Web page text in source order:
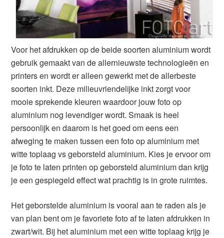
Voor het afdrukken op de beide soorten aluminium wordt
gebruik gemaakt van de allernieuwste technologieën en
printers en wordt er alleen gewerkt met de allerbeste
soorten inkt. Deze milieuvriendelijke inkt zorgt voor
mooie sprekende kleuren waardoor jouw foto op
aluminium nog levendiger wordt. Smaak is heel
persoonlijk en daarom is het goed om eens een
afweging te maken tussen een foto op aluminium met
witte toplaag vs geborsteld aluminium. Kies je ervoor om
je foto te laten printen op geborsteld aluminium dan krijg
je een gespiegeld effect wat prachtig is in grote ruimtes.
Het geborstelde aluminium is vooral aan te raden als je
van plan bent om je favoriete foto af te laten afdrukken in
zwart/wit. Bij het aluminium met een witte toplaag krijg je